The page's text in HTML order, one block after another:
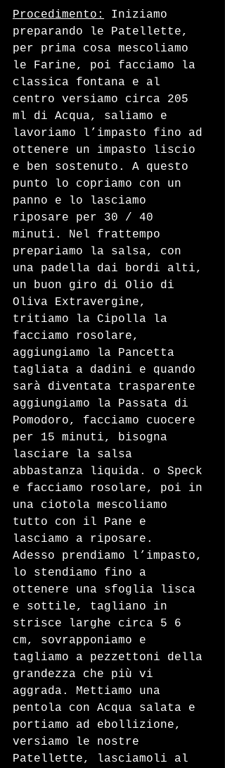
Procedimento:
Iniziamo
preparando le Patellette,
per prima cosa mescoliamo
le Farine, poi facciamo la
classica fontana e al
centro versiamo circa 205
ml di Acqua, saliamo e
lavoriamo l’impasto fino ad
ottenere un impasto liscio
e ben sostenuto. A questo
punto lo copriamo con un
panno e lo lasciamo
riposare per 30 / 40
minuti. Nel frattempo
prepariamo la salsa, con
una padella dai bordi alti,
un buon giro di Olio di
Oliva Extravergine,
tritiamo la Cipolla la
facciamo rosolare,
aggiungiamo la Pancetta
tagliata a dadini e quando
sarà diventata trasparente
aggiungiamo la Passata di
Pomodoro, facciamo cuocere
per 15 minuti, bisogna
lasciare la salsa
abbastanza liquida. o Speck
e facciamo rosolare, poi in
una ciotola mescoliamo
tutto con il Pane e
lasciamo a riposare.
Adesso prendiamo l’impasto,
lo stendiamo fino a
ottenere una sfoglia lisca
e sottile, tagliano in
strisce larghe circa 5 6
cm, sovrapponiamo e
tagliamo a pezzettoni della
grandezza che più vi
aggrada. Mettiamo una
pentola con Acqua salata e
portiamo ad ebollizione,
versiamo le nostre
Patellette, lasciamoli al